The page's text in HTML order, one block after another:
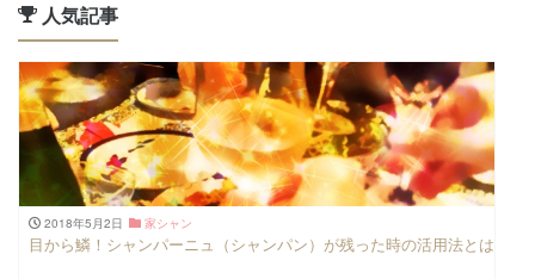
人気記事
2018年5月2日 家シャン
目から鱗！シャンパーニュ（シャンパン）が残った時の活用法とは